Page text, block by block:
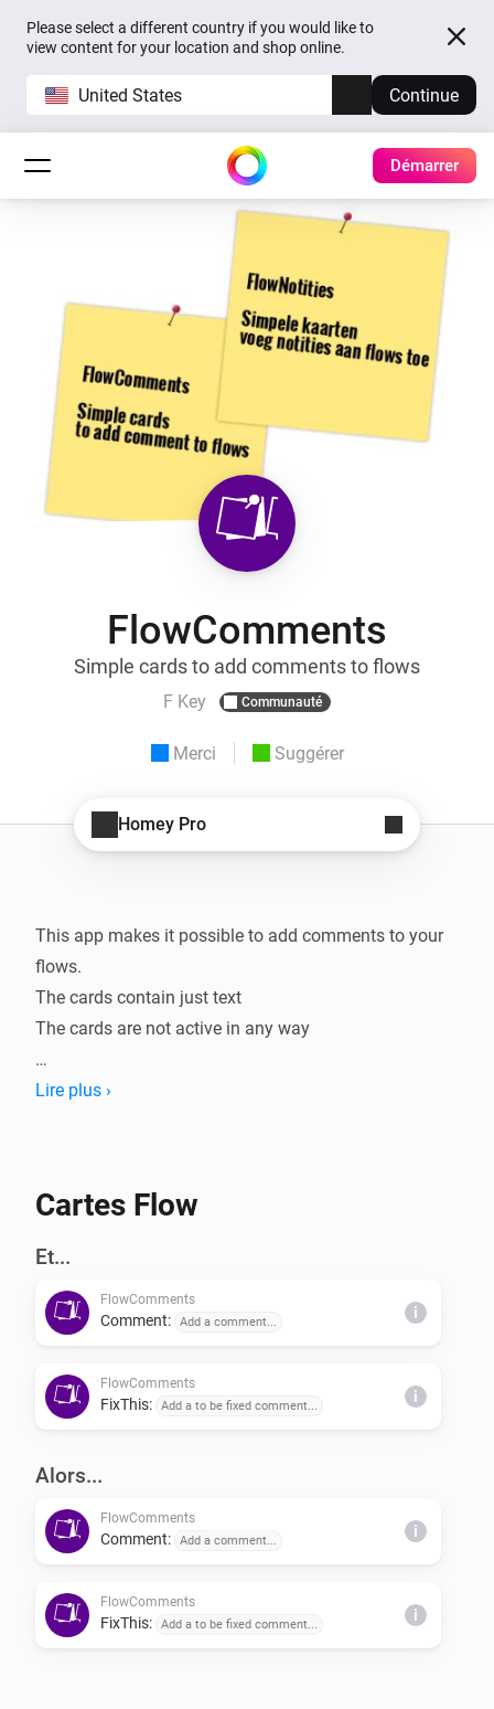
Please select a different country if you would like to
view content for your location and shop online.
United States Continue
Démarrer
FlowComments
Simple cards to add comments to flows
F Key Communauté
Merci Suggérer
Homey Pro
This app makes it possible to add comments to your
flows.
The cards contain just text
The cards are not active in any way
Use it to comment your flows. Add explanations on
examples:
flow when I am not at home
* This math.js calculation will round the value to 2
after the comma.
Lire plus ›
Cartes Flow
Et...
FlowComments
Comment: Add a comment...
i
FlowComments
FixThis: Add a to be fixed comment...
i
Alors...
FlowComments
Comment: Add a comment...
i
FlowComments
FixThis: Add a to be fixed comment...
i